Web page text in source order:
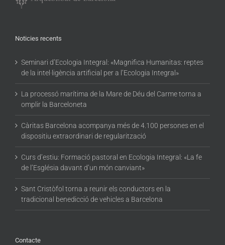
Noticies recents
Seminari d’Ecologia Integral: «Magnifica Humanitas: reptes
de la intel·ligència artificial per a l’Ecologia Integral»
La processó marítima de la Mare de Déu del Carme torna a
omplir la Barceloneta
Càritas Barcelona acompanya més de 4.100 persones en el
dispositiu extraordinari de regularització
Curs d’estiu: Formació pastoral en Ecologia Integral: «La fe
de l’Església davant d’un món canviant»
Sant Cristòfol torna a reunir els conductors en la
tradicional benedicció de vehicles a Barcelona
Contacte